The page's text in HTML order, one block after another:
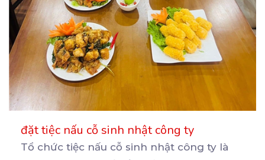
đặt tiệc nấu cỗ sinh nhật công ty
Tổ chức tiệc nấu cỗ sinh nhật công ty là